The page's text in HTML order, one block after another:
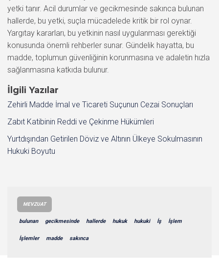
yetki tanır. Acil durumlar ve gecikmesinde sakınca bulunan
hallerde, bu yetki, suçla mücadelede kritik bir rol oynar.
Yargıtay kararları, bu yetkinin nasıl uygulanması gerektiği
konusunda önemli rehberler sunar. Gündelik hayatta, bu
madde, toplumun güvenliğinin korunmasına ve adaletin hızla
sağlanmasına katkıda bulunur.
İlgili Yazılar
Zehirli Madde İmal ve Ticareti Suçunun Cezai Sonuçları
Zabıt Katibinin Reddi ve Çekinme Hükümleri
Yurtdışından Getirilen Döviz ve Altının Ülkeye Sokulmasının
Hukuki Boyutu
MEVZUAT
bulunan gecikmesinde hallerde hukuk hukuki İş İşlem
İşlemler madde sakınca